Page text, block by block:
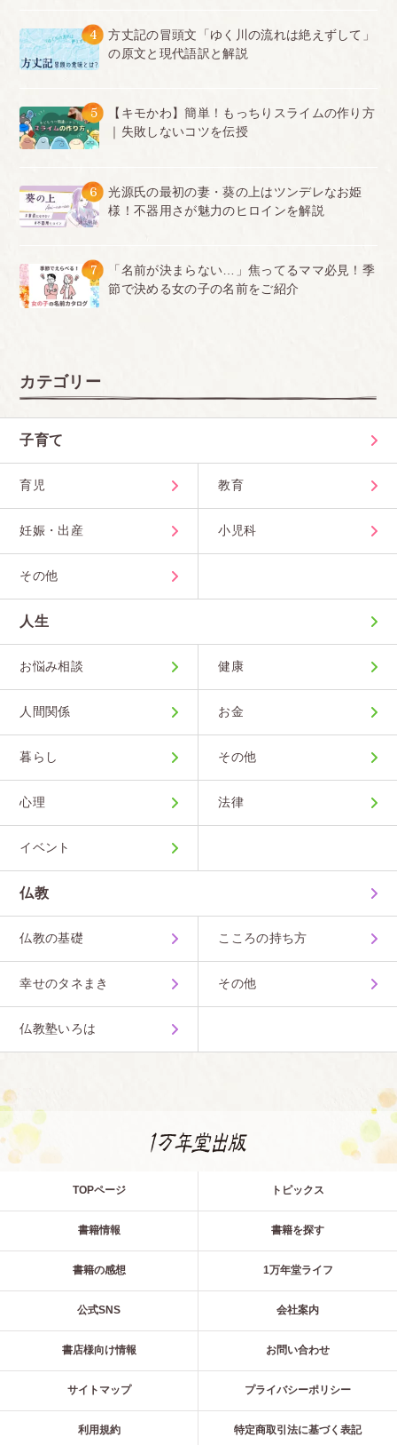
4
方丈記の冒頭文「ゆく川の流れは絶えずして」
の原文と現代語訳と解説
5
【キモかわ】簡単！もっちりスライムの作り方
｜失敗しないコツを伝授
6
光源氏の最初の妻・葵の上はツンデレなお姫
様！不器用さが魅力のヒロインを解説
7
「名前が決まらない…」焦ってるママ必見！季
節で決める女の子の名前をご紹介
カテゴリー
子育て
育児 教育
妊娠・出産 小児科
その他
人生
お悩み相談 健康
人間関係 お金
暮らし その他
心理 法律
イベント
仏教
仏教の基礎 こころの持ち方
幸せのタネまき その他
仏教塾いろは
TOPページ トピックス
書籍情報 書籍を探す
書籍の感想 1万年堂ライフ
公式SNS 会社案内
書店様向け情報 お問い合わせ
サイトマップ プライバシーポリシー
利用規約 特定商取引法に基づく表記